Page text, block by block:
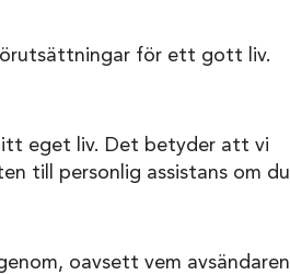
för ett gott liv.
eget liv. Det betyder att vi
till personlig assistans om du
oavsett vem avsändaren